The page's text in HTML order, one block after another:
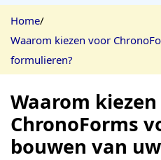
Home/
Waarom kiezen voor
formulieren?
Waarom
ChronoForms
bouwen van